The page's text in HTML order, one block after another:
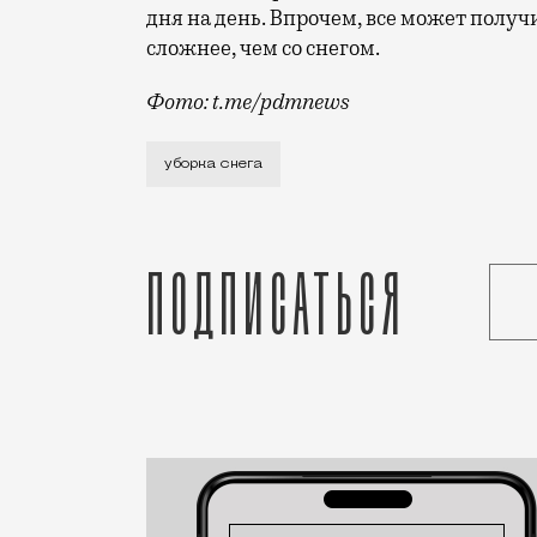
дня на день. Впрочем, все может
сложнее, чем со снегом.
Фото: t.me/pdmnews
В одном из жилых комплексов в
уборка снега
Подписаться